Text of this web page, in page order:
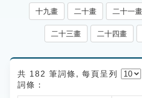
遊戲專區
貓頭鷹博士
十九畫 二十畫 二十一畫
二十三畫 二十四畫
共 182 筆詞條, 每頁呈列
詞條：